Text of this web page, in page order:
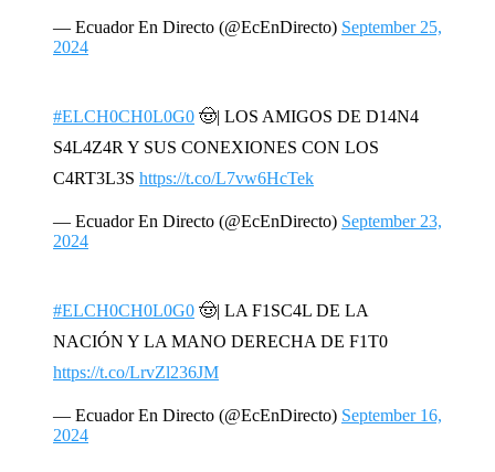
— Ecuador En Directo (@EcEnDirecto) September 25,
2024
#ELCH0CH0L0G0 🤠| LOS AMIGOS DE D14N4
S4L4Z4R Y SUS CONEXIONES CON LOS
C4RT3L3S https://t.co/L7vw6HcTek
— Ecuador En Directo (@EcEnDirecto) September 23,
2024
#ELCH0CH0L0G0 🤠| LA F1SC4L DE LA
NACIÓN Y LA MANO DERECHA DE F1T0
https://t.co/LrvZl236JM
— Ecuador En Directo (@EcEnDirecto) September 16,
2024